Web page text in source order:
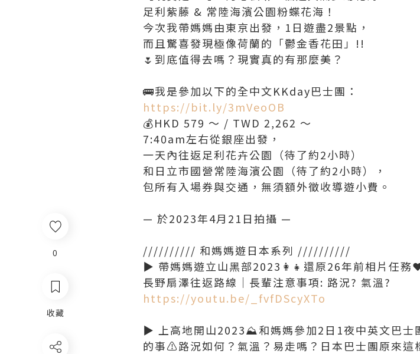
0
收藏
足利紫藤 & 常陸海濱公園粉蝶花海！
今次我帶媽媽由東京出發，1日遊盡2景點，
而且驚喜發現極像荷蘭的「鬱金香花田」!!
🌷到底值得去嗎？現實真的有那麼美？
🚌我是參加以下的全中文KKday巴士團：
https://bit.ly/3mVeoOB
💰HKD 579 ～ / TWD 2,262 ～
7:40am左右從銀座出發，
一天內往返足利花卉公園（待了約2小時）
和日立市國營常陸海濱公園（待了約2小時），
包所有入場券與交通，無須額外徵收導遊小費。
— 於2023年4月21日拍攝 —
////////// 和媽媽遊日本系列 //////////
▶ 帶媽媽遊立山黑部2023👩‍👧還原26年前相片任務
長野扇澤往返路線｜長輩注意事項: 路況? 氣溫?
https://youtu.be/_fvfDScyXTo
▶ 上高地開山2023⛰️和媽媽參加2日1夜中英文巴
的事⚠️路況如何？氣溫？易走嗎？日本巴士團原來這